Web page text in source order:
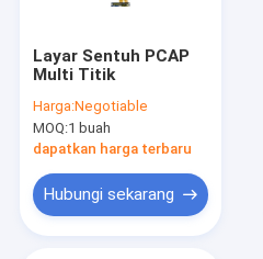
Layar Sentuh PCAP
Multi Titik
Harga:Negotiable
MOQ:1 buah
dapatkan harga terbaru
Hubungi sekarang